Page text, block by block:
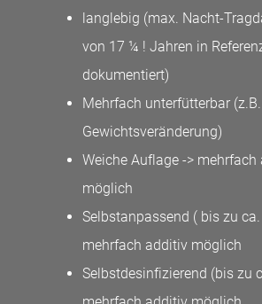
langlebig (max. Nacht-
von 17 ¼ ! Jahren in
dokumentiert)
Mehrfach unterfütterbar
Gewichtsveränderung)
Weiche Auflage ->
möglich
Selbstanpassend ( bis zu
mehrfach additiv möglich
Selbstdesinfizierend (bis zu